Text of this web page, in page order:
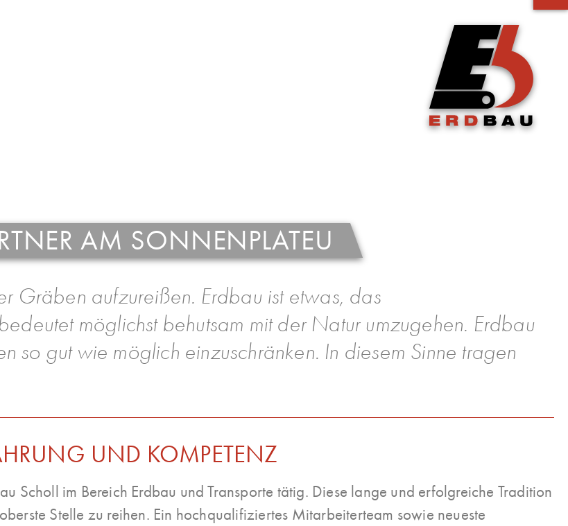
AM SONNENPLATEU
Gräben aufzureißen. Erdbau ist etwas, das
möglichst behutsam mit der Natur umzugehen. Erdbau
so gut wie möglich einzuschränken. In diesem Sinne tragen
UND KOMPETENZ
Scholl im Bereich Erdbau und Transporte tätig. Diese lange und erfolgreiche Tradition
Stelle zu reihen. Ein hochqualifiziertes Mitarbeiterteam sowie neueste